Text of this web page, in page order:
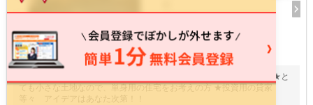
14枚
★上戸祭土地３８坪 家庭菜園や駐車場用地としても利用できます ★と
ても小さな土地なので、単身用の住宅をお考えの方 ★投資用の貸家
等々 アイデアはあなた次第！！